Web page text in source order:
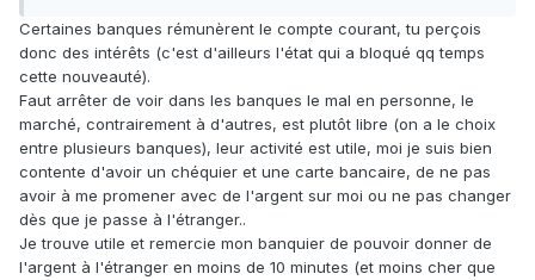
Certaines banques rémunèrent le compte courant, tu perçois
donc des intérêts (c'est d'ailleurs l'état qui a bloqué qq temps
cette nouveauté).
Faut arrêter de voir dans les banques le mal en personne, le
marché, contrairement à d'autres, est plutôt libre (on a le choix
entre plusieurs banques), leur activité est utile, moi je suis bien
contente d'avoir un chéquier et une carte bancaire, de ne pas
avoir à me promener avec de l'argent sur moi ou ne pas changer
dès que je passe à l'étranger..
Je trouve utile et remercie mon banquier de pouvoir donner de
l'argent à l'étranger en moins de 10 minutes (et moins cher que